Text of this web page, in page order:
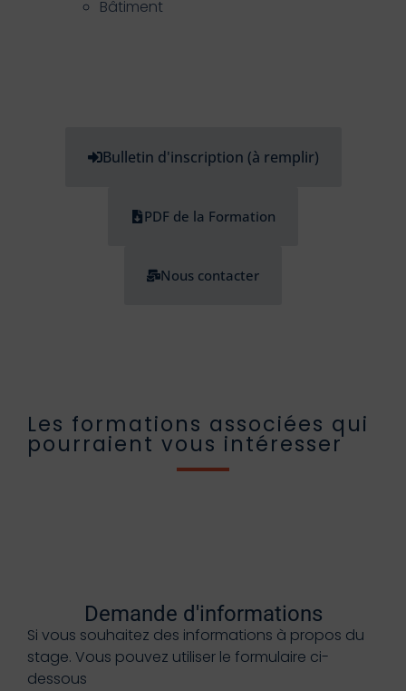
Bâtiment
Bulletin d'inscription (à remplir)
PDF de la Formation
Nous contacter
Les formations associées qui
pourraient vous intéresser
Demande d'informations
Si vous souhaitez des informations à propos du
stage. Vous pouvez utiliser le formulaire ci-
dessous